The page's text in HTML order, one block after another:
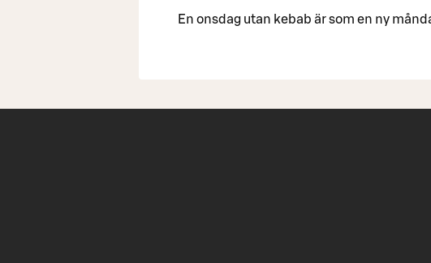
En onsdag utan kebab är som en ny